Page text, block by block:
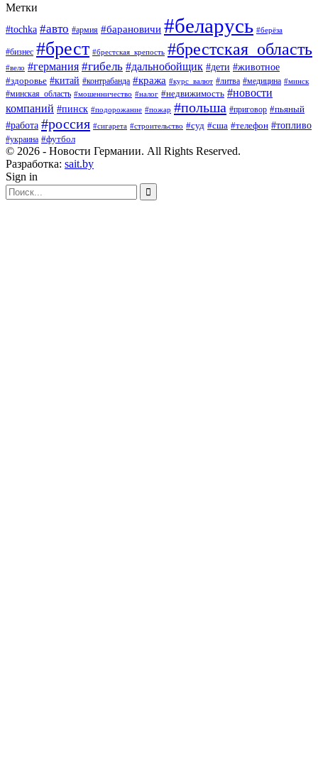
Метки
#tochka #авто #армия #барановичи #беларусь #берёза
#бизнес #брест #брестская_крепость #брестская_область
#вело #германия #гибель #дальнобойщик #дети #животное
#здоровье #китай #контрабанда #кража #курс_валют #литва #медицина #минск
#минская_область #мошенничество #налог #недвижимость #новости
компаний #пинск #подорожание #пожар #польша #приговор #пьяный
#работа #россия #сигарета #строительство #суд #сша #телефон #топливо
#украина #футбол
© 2026 - Новости Германии. All Rights Reserved.
Разработка: sait.by
Sign in